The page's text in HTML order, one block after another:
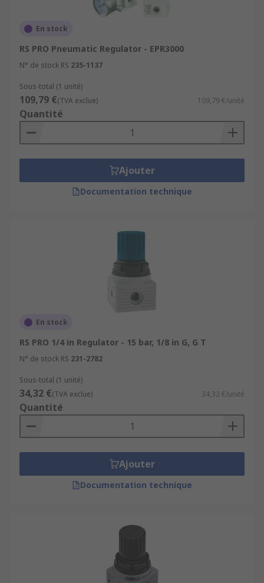
Connection port sizes
Operating temperature
Size and weight requirements
En stock
RS PRO Pneumatic Regulator - EPR3000
N° de stock RS 235-1137
Sous-total (1 unité)
109,79 €(TVA exclue) 109,79 €/unité
Quantité
Ajouter
Documentation technique
En stock
RS PRO 1/4 in Regulator - 15 bar, 1/8 in G, G T
N° de stock RS 231-2782
Sous-total (1 unité)
34,32 €(TVA exclue) 34,32 €/unité
Quantité
Ajouter
Documentation technique